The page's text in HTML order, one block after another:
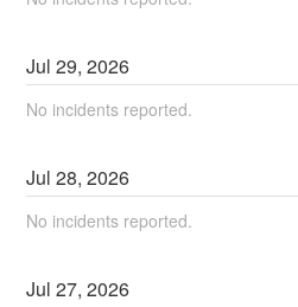
Jul29,2026
No incidents reported.
Jul28,2026
No incidents reported.
Jul27,2026